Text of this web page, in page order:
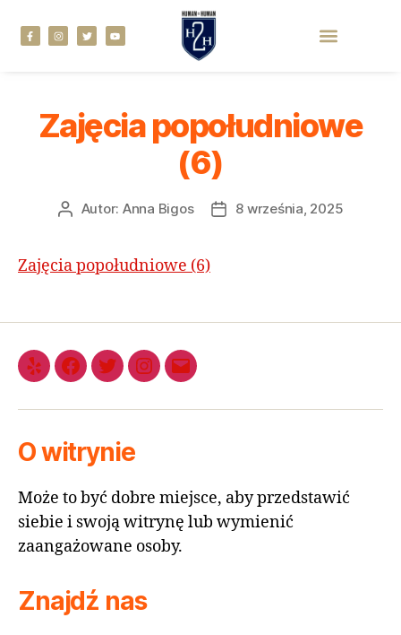
Zajęcia popołudniowe
(6)
Autor: Anna Bigos 8 września, 2025
Zajęcia popołudniowe (6)
O witrynie
Może to być dobre miejsce, aby przedstawić
siebie i swoją witrynę lub wymienić
zaangażowane osoby.
Znajdź nas